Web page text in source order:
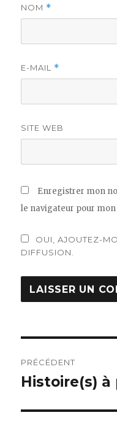
NOM *
E-MAIL *
SITE WEB
Enregistrer mon
le navigateur pour
OUI, AJOUTEZ-
DIFFUSION.
de
PRÉCÉDENT
Article
Histoire(s) à